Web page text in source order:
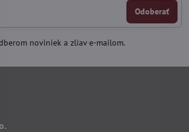
Odoberať
noviniek a zliav e-mailom.